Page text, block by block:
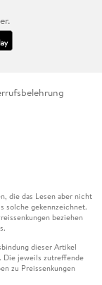
die das Lesen aber nicht
solche gekennzeichnet.
beziehen
dieser Artikel
Die jeweils zutreffende
zu Preissenkungen